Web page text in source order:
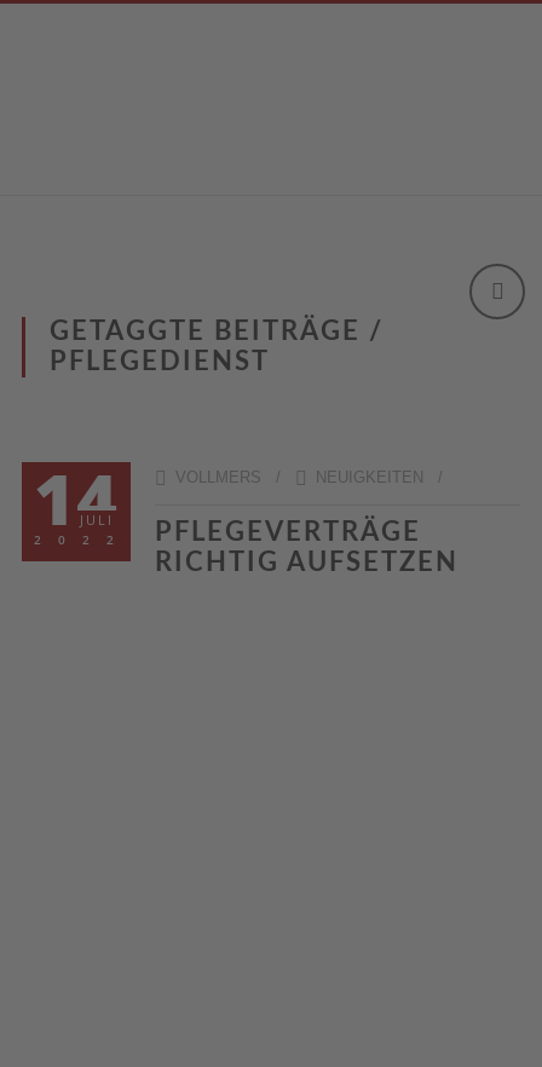
GETAGGTE BEITRÄGE /
PFLEGEDIENST
14
JULI
2022
VOLLMERS / NEUIGKEITEN /
PFLEGEVERTRÄGE
RICHTIG AUFSETZEN